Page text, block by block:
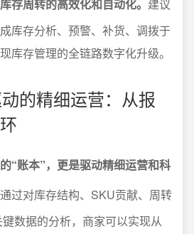
存周转的高效化和自动化。 建议
库存分析、预警、补货、调拨于
库存管理的全链路数字化升级。
的精细运营：从报
“账本”，更是驱动精细运营和科
通过对库存结构、SKU贡献、周转
数据的分析，商家可以实现从